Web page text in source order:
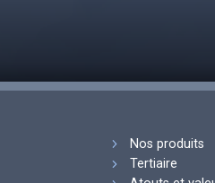
Nos produits
Tertiaire